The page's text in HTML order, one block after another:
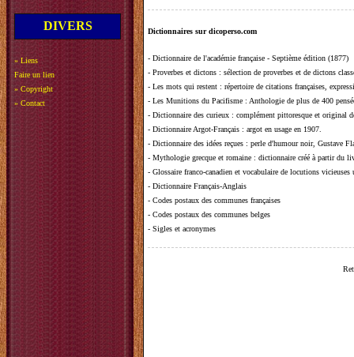
DIVERS
» Liens
Faire un lien
» Copyright
» Contact
Dictionnaires sur dicoperso.com
- Dictionnaire de l'académie française - Septième édition (1877)
- Proverbes et dictons : sélection de proverbes et de dictons
- Les mots qui restent : répertoire de citations françaises,
- Les Munitions du Pacifisme : Anthologie de plus de 400
- Dictionnaire des curieux : complément pittoresque et original
- Dictionnaire Argot-Français : argot en usage en 1907.
- Dictionnaire des idées reçues : perle d'humour noir, Gustave
- Mythologie grecque et romaine : dictionnaire créé à partir du
- Glossaire franco-canadien et vocabulaire de locutions vicieuses
- Dictionnaire Français-Anglais
- Codes postaux des communes françaises
- Codes postaux des communes belges
- Sigles et acronymes